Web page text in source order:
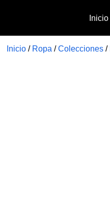
Inicio
Inicio / Ropa /Colecciones /